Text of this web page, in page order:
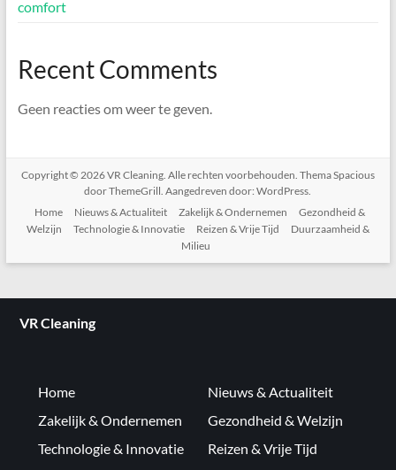
comfort
Recent Comments
Geen reacties om weer te geven.
Copyright © 2026VR Cleaning. Alle rechten voorbehouden. ThemaSpacious
door ThemeGrill. Aangedreven door:WordPress.
Home
Nieuws & Actualiteit Zakelijk & Ondernemen
Gezondheid &
Welzijn
Technologie & Innovatie Reizen & Vrije Tijd
Duurzaamheid &
Milieu
VR Cleaning
Home
Nieuws & Actualiteit
Zakelijk & Ondernemen
Gezondheid & Welzijn
Technologie & Innovatie
Reizen & Vrije Tijd